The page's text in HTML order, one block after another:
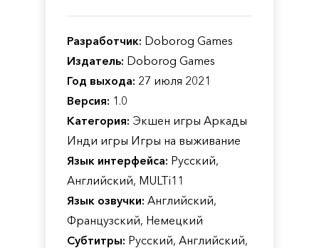
Разработчик: Doborog Games
Издатель: Doborog Games
Год выхода: 27 июля 2021
Версия: 1.0
Категория: Экшен игры Аркады
Инди игры Игры на выживание
Язык интерфейса: Русский,
Английский, MULTi11
Язык озвучки: Английский,
Французский, Немецкий
Субтитры: Русский, Английский,